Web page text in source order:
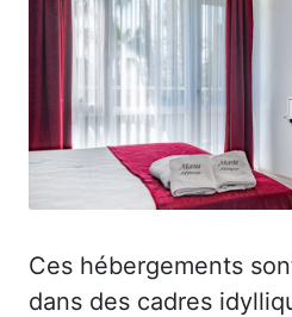
Ces hébergements
dans des cadres